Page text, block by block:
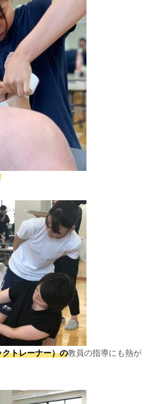
トレーナー）の教員の指導にも熱が